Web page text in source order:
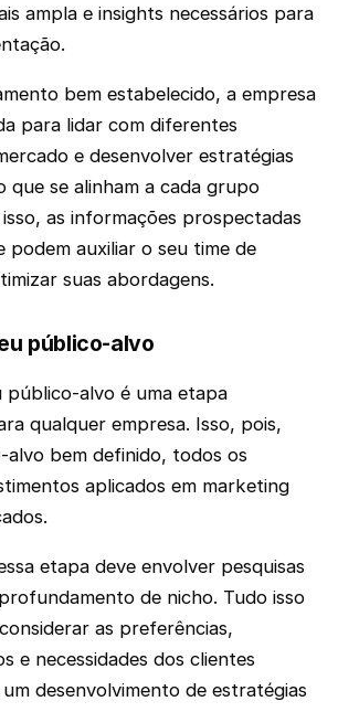
ampla e insights necessários para
bem estabelecido, a empresa
para lidar com diferentes
e desenvolver estratégias
que se alinham a cada grupo
as informações prospectadas
podem auxiliar o seu time de
suas abordagens.
público-alvo
público-alvo é uma etapa
qualquer empresa. Isso, pois,
alvo bem definido, todos os
aplicados em marketing
etapa deve envolver pesquisas
de nicho. Tudo isso
as preferências,
e necessidades dos clientes
desenvolvimento de estratégias